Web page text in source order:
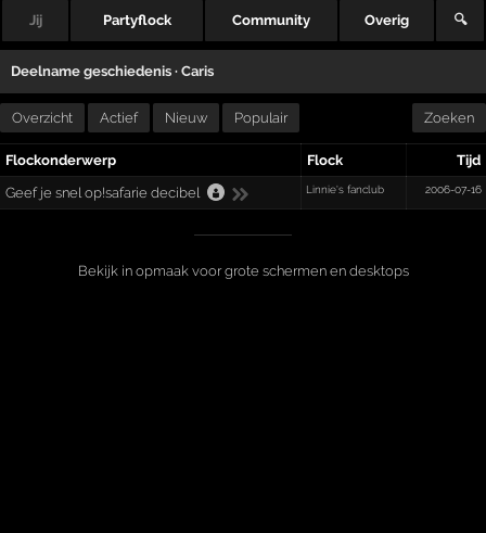
Jij Partyflock Community Overig 🔍
Deelname geschiedenis ·Caris
Overzicht Actief Nieuw Populair Zoeken
Flockonderwerp Flock
Tijd
Geef je snel op!safarie decibel
Linnie's fanclub 2006-07-16
Bekijk in opmaak voor grote schermen en desktops